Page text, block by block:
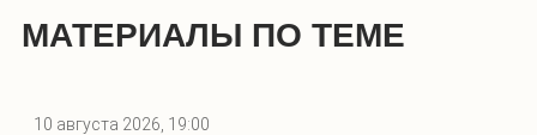
МАТЕРИАЛЫ ПО ТЕМЕ
10 августа 2026, 19:00